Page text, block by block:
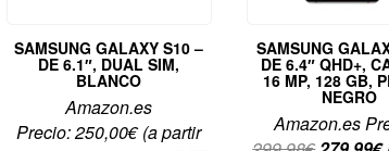
SAMSUNG GALAXY S10 –
DE 6.1″, DUAL SIM,
BLANCO
Amazon.es
Precio:250,00€(a partir
SAMSUNG
DE 6.4″ QHD+,
16 MP, 128 GB,
NEGRO
Amazon.es